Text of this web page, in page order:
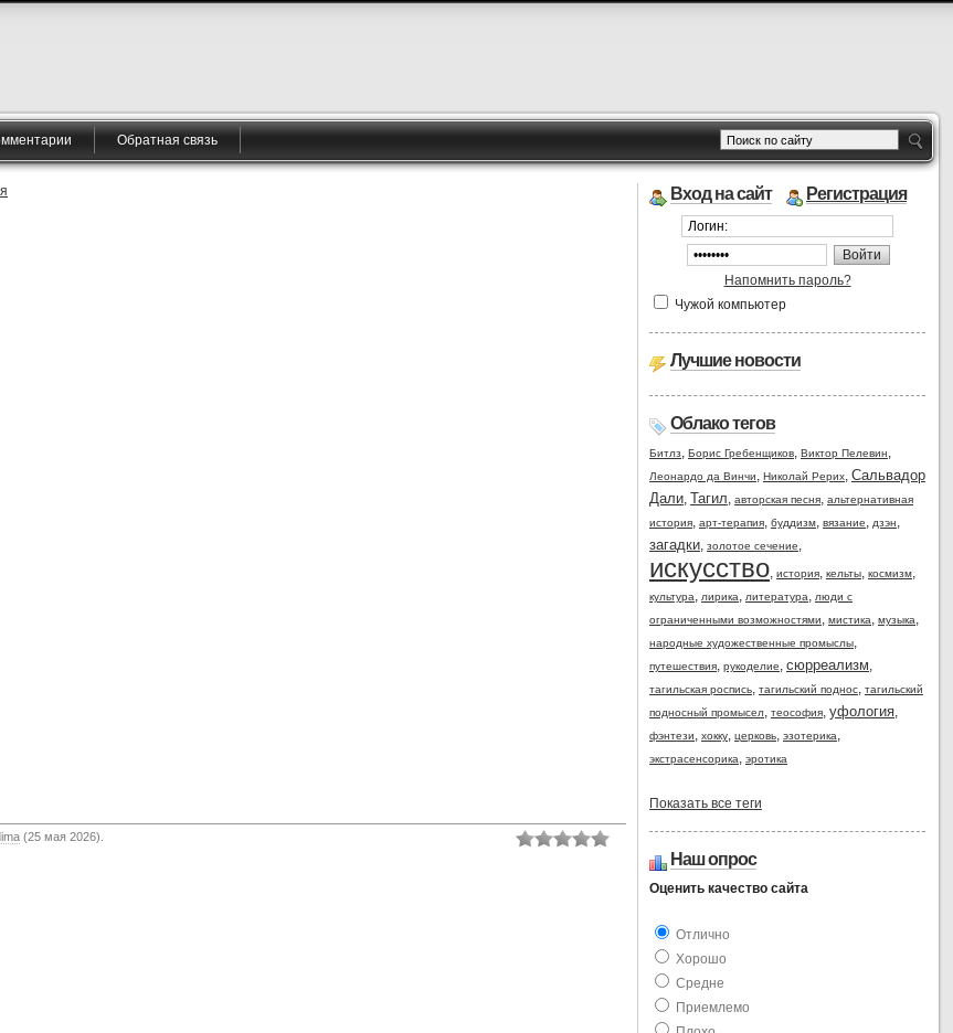
Обратная связь
(25 мая 2026).
Вход на сайт Регистрация
Напомнить пароль?
Чужой компьютер
Лучшие новости
Облако тегов
Битлз, Борис Гребенщиков, Виктор Пелевин,
Леонардо да Винчи, Николай Рерих, Сальвадор
Дали, Тагил, авторская песня, альтернативная
история, арт-терапия, буддизм, вязание, дзэн,
загадки, золотое сечение,
искусство, история, кельты, космизм,
культура, лирика, литература, люди с
ограниченными возможностями, мистика, музыка,
народные художественные промыслы,
путешествия, рукоделие, сюрреализм,
тагильская роспись, тагильский поднос, тагильский
подносный промысел, теософия, уфология,
фэнтези, хокку, церковь, эзотерика,
экстрасенсорика, эротика
Показать все теги
Наш опрос
Оценить качество сайта
Отлично
Xoрошо
Средне
Приемлемо